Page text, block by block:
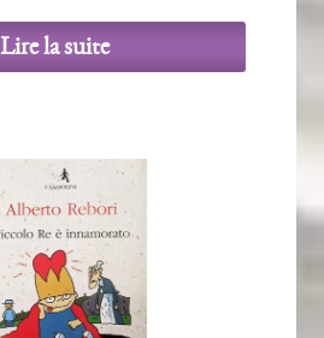
Lire la suite